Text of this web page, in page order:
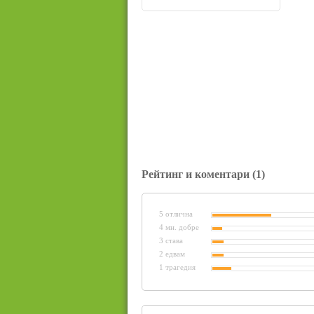
Рейтинг и коментари (1)
5 отлична
4 мн. добре
3 става
2 едвам
1 трагедия